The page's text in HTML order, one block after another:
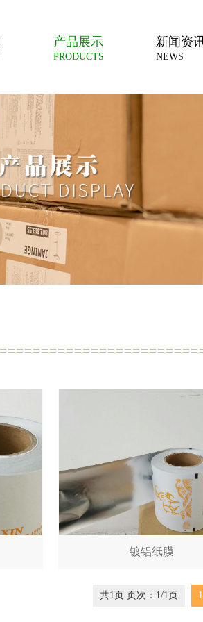
产品展示
PRODUCTS
新闻资
NEWS
镀铝纸膜
共1页 页次：1/1页 1